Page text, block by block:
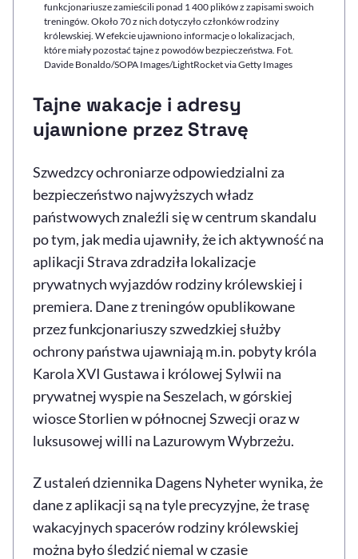
funkcjonariusze zamieścili ponad 1 400 plików z zapisami swoich
treningów. Około 70 z nich dotyczyło członków rodziny
królewskiej. W efekcie ujawniono informacje o lokalizacjach,
które miały pozostać tajne z powodów bezpieczeństwa. Fot.
Davide Bonaldo/SOPA Images/LightRocket via Getty Images
Tajne wakacje i adresy
ujawnione przez Stravę
Szwedzcy ochroniarze odpowiedzialni za
bezpieczeństwo najwyższych władz
państwowych znaleźli się w centrum skandalu
po tym, jak media ujawniły, że ich aktywność na
aplikacji Strava zdradziła lokalizacje
prywatnych wyjazdów rodziny królewskiej i
premiera. Dane z treningów opublikowane
przez funkcjonariuszy szwedzkiej służby
ochrony państwa ujawniają m.in. pobyty króla
Karola XVI Gustawa i królowej Sylwii na
prywatnej wyspie na Seszelach, w górskiej
wiosce Storlien w północnej Szwecji oraz w
luksusowej willi na Lazurowym Wybrzeżu.
Z ustaleń dziennika Dagens Nyheter wynika, że
dane z aplikacji są na tyle precyzyjne, że trasę
wakacyjnych spacerów rodziny królewskiej
można było śledzić niemal w czasie